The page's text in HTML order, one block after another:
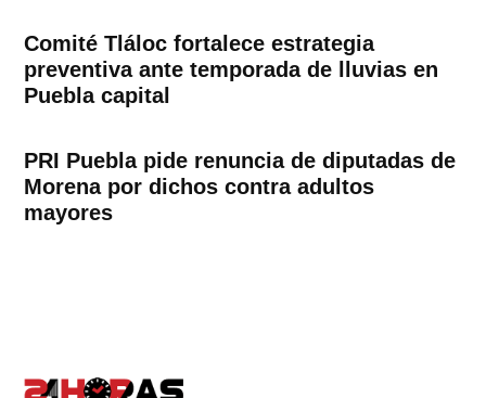
Comité Tláloc fortalece estrategia
preventiva ante temporada de lluvias en
Puebla capital
PRI Puebla pide renuncia de diputadas de
Morena por dichos contra adultos
mayores